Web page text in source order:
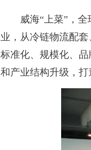
威海“上菜”，全球
业，从冷链物流配
标准化、规模化、
和产业结构升级，